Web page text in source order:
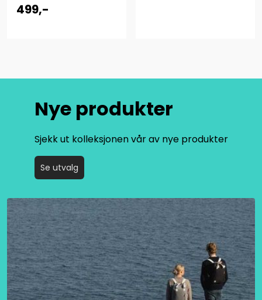
499,-
Nye produkter
Sjekk ut kolleksjonen vår av nye produkter
Se utvalg